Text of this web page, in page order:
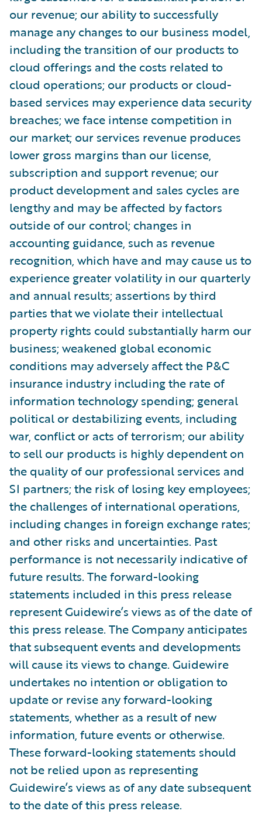
our revenue; our ability to successfully
manage any changes to our business model,
including the transition of our products to
cloud offerings and the costs related to
cloud operations; our products or cloud-
based services may experience data security
breaches; we face intense competition in
our market; our services revenue produces
lower gross margins than our license,
subscription and support revenue; our
product development and sales cycles are
lengthy and may be affected by factors
outside of our control; changes in
accounting guidance, such as revenue
recognition, which have and may cause us to
experience greater volatility in our quarterly
and annual results; assertions by third
parties that we violate their intellectual
property rights could substantially harm our
business; weakened global economic
conditions may adversely affect the P&C
insurance industry including the rate of
information technology spending; general
political or destabilizing events, including
war, conflict or acts of terrorism; our ability
to sell our products is highly dependent on
the quality of our professional services and
SI partners; the risk of losing key employees;
the challenges of international operations,
including changes in foreign exchange rates;
and other risks and uncertainties. Past
performance is not necessarily indicative of
future results. The forward-looking
statements included in this press release
represent Guidewire’s views as of the date of
this press release. The Company anticipates
that subsequent events and developments
will cause its views to change. Guidewire
undertakes no intention or obligation to
update or revise any forward-looking
statements, whether as a result of new
information, future events or otherwise.
These forward-looking statements should
not be relied upon as representing
Guidewire’s views as of any date subsequent
to the date of this press release.